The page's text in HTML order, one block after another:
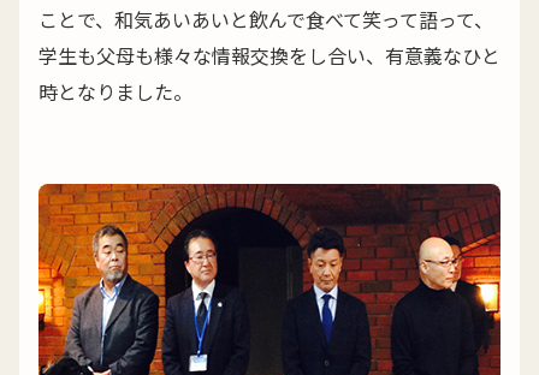
ことで、和気あいあいと飲んで食べて笑って語って、
学生も父母も様々な情報交換をし合い、有意義なひと
時となりました。